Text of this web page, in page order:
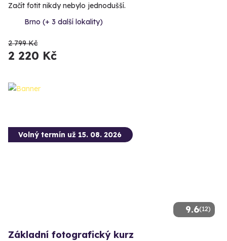
Začít fotit nikdy nebylo jednodušší.
Brno (+ 3 další lokality)
2 799 Kč
2 220 Kč
9.6(12)
Volný termín už 15. 08. 2026
Základní fotografický kurz